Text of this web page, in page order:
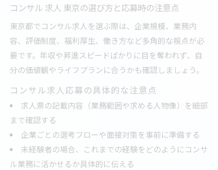
コンサル 求人 東京の選び方と応募時の注意点
東京都でコンサル求人を選ぶ際は、企業規模、業務内
容、評価制度、福利厚生、働き方など多角的な視点が必
要です。年収や昇進スピードばかりに目を奪われず、自
分の価値観やライフプランに合うかも確認しましょう。
コンサル求人応募の具体的な注意点
求人票の記載内容（業務範囲や求める人物像）を細部
まで確認する
企業ごとの選考フローや面接対策を事前に準備する
未経験者の場合、これまでの経験をどのようにコンサ
ル業務に活かせるか具体的に伝える